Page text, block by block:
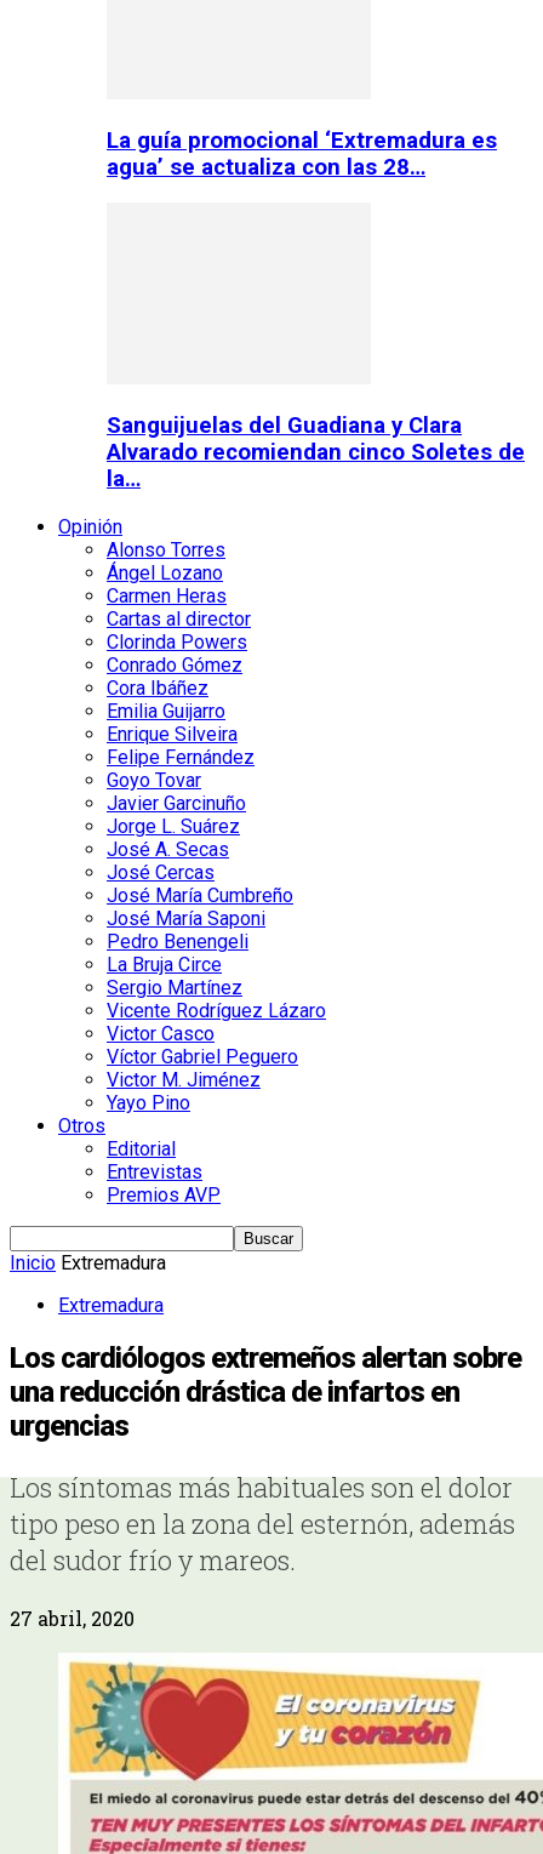
La guía promocional ‘Extremadura es
agua’ se actualiza con las 28…
Sanguijuelas del Guadiana y Clara
Alvarado recomiendan cinco Soletes de
la…
Opinión
Alonso Torres
Ángel Lozano
Carmen Heras
Cartas al director
Clorinda Powers
Conrado Gómez
Cora Ibáñez
Emilia Guijarro
Enrique Silveira
Felipe Fernández
Goyo Tovar
Javier Garcinuño
Jorge L. Suárez
José A. Secas
José Cercas
José María Cumbreño
José María Saponi
Pedro Benengeli
La Bruja Circe
Sergio Martínez
Vicente Rodríguez Lázaro
Victor Casco
Víctor Gabriel Peguero
Victor M. Jiménez
Yayo Pino
Otros
Editorial
Entrevistas
Premios AVP
Inicio Extremadura
Extremadura
Los cardiólogos extremeños alertan sobre
una reducción drástica de infartos en
urgencias
Los síntomas más habituales son el dolor
tipo peso en la zona del esternón, además
del sudor frío y mareos.
27 abril, 2020